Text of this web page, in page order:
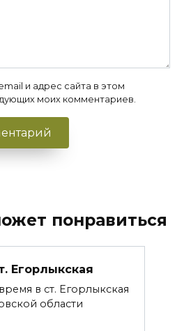
и адрес сайта в этом
моих комментариев.
понравиться
Егорлыкская
в ст. Егорлыкская
области